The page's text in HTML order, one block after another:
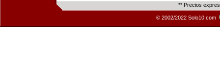
** Precios
© 2002/2022 Solo10.com